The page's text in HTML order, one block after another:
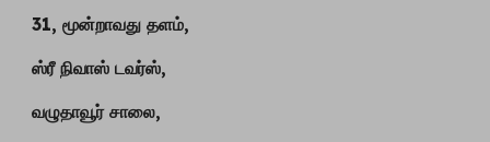
31, மூன்றாவது தளம்,
ஸ்ரீ நிவாஸ் டவர்ஸ்,
வழுதாவூர் சாலை,